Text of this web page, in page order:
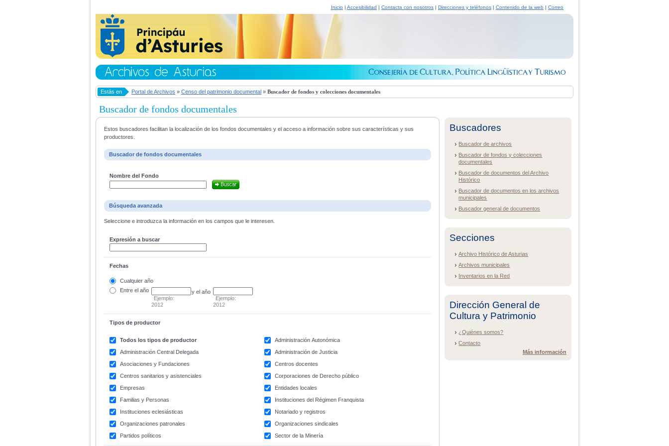
Inicio | Accesibilidad | Contacta con nosotros | Direcciones y teléfonos | Contenido de la web | Correo
Estás en Portal de Archivos » Censo del patrimonio documental » Buscador de fondos y colecciones documentales
Buscador de fondos documentales
Estos buscadores facilitan la localización de los fondos documentales y el acceso a información sobre sus características y sus
productores.
Buscador de fondos documentales
Nombre del Fondo
Búsqueda avanzada
Seleccione e introduzca la información en los campos que le interesen.
Expresión a buscar
Fechas
Cualquier año
Entre el año
Ejemplo:
2012
y el año
Ejemplo:
2012
Tipos de productor
Todos los tipos de productor
Administración Autonómica
Administración Central Delegada
Administración de Justicia
Asociaciones y Fundaciones
Centros docentes
Centros sanitarios y asistenciales
Corporaciones de Derecho público
Empresas
Entidades locales
Familias y Personas
Instituciones del Régimen Franquista
Instituciones eclesiásticas
Notariado y registros
Organizaciones patronales
Organizaciones sindicales
Partidos políticos
Sector de la Minería
Buscadores
Buscador de archivos
Buscador de fondos y colecciones
documentales
Buscador de documentos del Archivo
Histórico
Buscador de documentos en los archivos
municipales
Buscador general de documentos
Secciones
Archivo Histórico de Asturias
Archivos municipales
Inventarios en la Red
Dirección General de
Cultura y Patrimonio
¿Quiénes somos?
Contacto
Más información